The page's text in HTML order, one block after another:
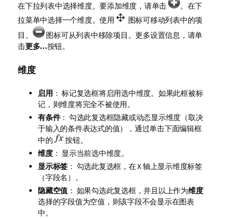
在下拉列表中选择维度。要添加维度，请单击
。在下
拉菜单中选择一个维度。使用
图标可移动列表中的项
目。
图标可从列表中移除项目。更多设置信息，请单
击更多...按钮。
维度
启用 ： 标记复选框将启用选中维度。如果此框被标
记，则维度将完全不被使用。
有条件： 勾选此复选框隐藏或动态显示维度（取决
于输入的条件表达式的值），通过单击下面编辑框
中的
按钮。
维度： 显示当前选中维度。
显示标签 ： 勾选此复选框，在 X 轴上显示维度标签
（字段名）。
隐藏空值 ： 如果勾选此复选框，并且以上作为维度
选择的字段值为空值，则该字段不会显示在图表
中。